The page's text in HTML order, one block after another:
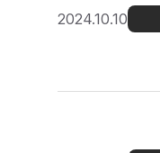
2024.10.10